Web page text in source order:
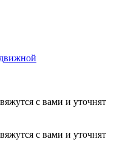
с вами и уточнят
с вами и уточнят